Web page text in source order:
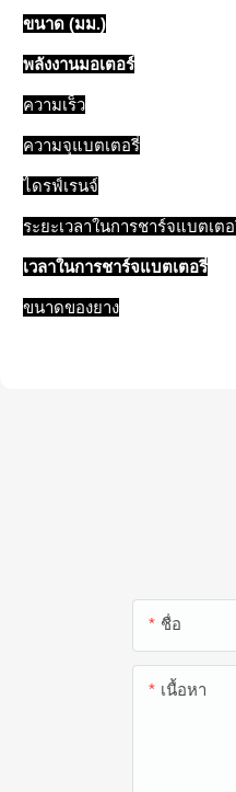
ขนาด (มม.)
พลังงานมอเตอร์
ความเร็ว
ความจุแบตเตอรี่
ไดรฟ์เรนจ์
ระยะเวลาในการชาร์จแบตเต
เวลาในการชาร์จแบตเตอรี่
ขนาดของยาง
ชื่อ
เนื้อหา